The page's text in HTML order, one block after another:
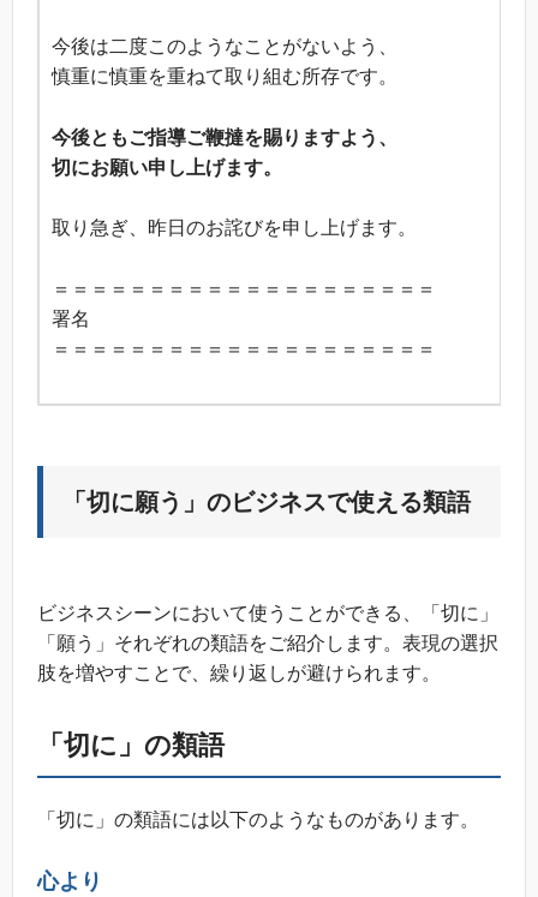
今後は二度このようなことがないよう、
慎重に慎重を重ねて取り組む所存です。
今後ともご指導ご鞭撻を賜りますよう、
切にお願い申し上げます。
取り急ぎ、昨日のお詫びを申し上げます。
＝＝＝＝＝＝＝＝＝＝＝＝＝＝＝＝＝＝＝＝
署名
＝＝＝＝＝＝＝＝＝＝＝＝＝＝＝＝＝＝＝＝
「切に願う」のビジネスで使える類語
ビジネスシーンにおいて使うことができる、「切に」
「願う」それぞれの類語をご紹介します。表現の選択
肢を増やすことで、繰り返しが避けられます。
「切に」の類語
「切に」の類語には以下のようなものがあります。
心より